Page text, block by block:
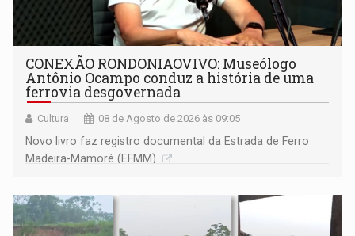
CONEXÃO RONDONIAOVIVO: Museólogo
Antônio Ocampo conduz a história de uma
ferrovia desgovernada
Cultura 08 de Agosto de 2026 às 09:05
Novo livro faz registro documental da Estrada de Ferro
Madeira-Mamoré (EFMM)